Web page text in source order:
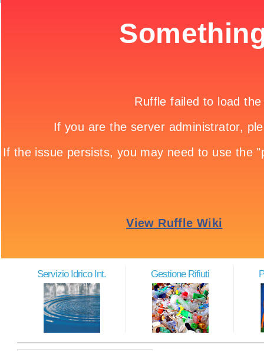
Servizio Idrico Int. Gestione Rifiuti